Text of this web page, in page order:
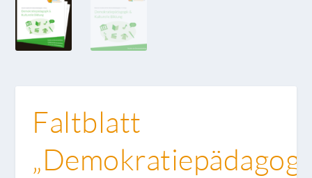
Faltblatt